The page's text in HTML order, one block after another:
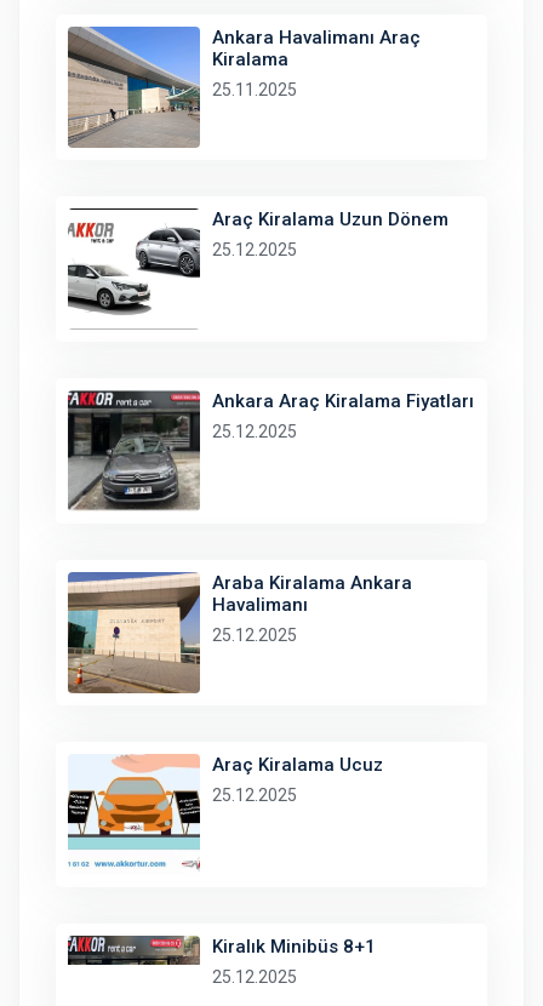
Ankara Havalimanı Araç
Kiralama
25.11.2025
Araç Kiralama Uzun Dönem
25.12.2025
Ankara Araç Kiralama Fiyatları
25.12.2025
Araba Kiralama Ankara
Havalimanı
25.12.2025
Araç Kiralama Ucuz
25.12.2025
Kiralık Minibüs 8+1
25.12.2025